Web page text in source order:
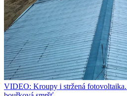
VIDEO: Kroupy i stržená fotovoltaika.